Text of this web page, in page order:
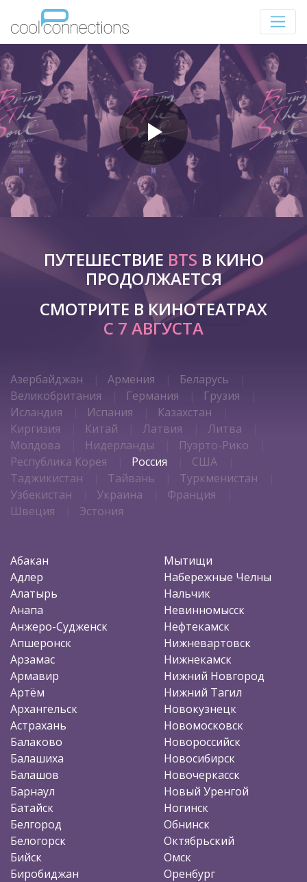
ПУТЕШЕСТВИЕ BTS В КИНО
ПРОДОЛЖАЕТСЯ
СМОТРИТЕ В КИНОТЕАТРАХ
С 7 АВГУСТА
Азербайджан Армения
Беларусь
Великобритания
Германия
Грузия
Исландия
Испания
Казахстан
Киргизия
Китай Латвия
Литва
Молдова
Нидерланды
Пуэрто-Рико
Республика Корея
Россия
США
Таджикистан
Тайвань
Туркменистан
Узбекистан
Украина
Франция
Швеция
Эстония
Абакан
Адлер
Алатырь
Анапа
Анжеро-Судженск
Апшеронск
Арзамас
Армавир
Артём
Архангельск
Астрахань
Балаково
Балашиха
Балашов
Барнаул
Батайск
Белгород
Белогорск
Бийск
Биробиджан
Мытищи
Набережные Челны
Нальчик
Невинномысск
Нефтекамск
Нижневартовск
Нижнекамск
Нижний Новгород
Нижний Тагил
Новокузнецк
Новомосковск
Новороссийск
Новосибирск
Новочеркасск
Новый Уренгой
Ногинск
Обнинск
Октябрьский
Омск
Оренбург